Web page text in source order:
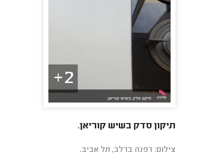
2+
תיקון סדק בשיש קוריאן.
צילום: דפנה ברלב, תל אביב.